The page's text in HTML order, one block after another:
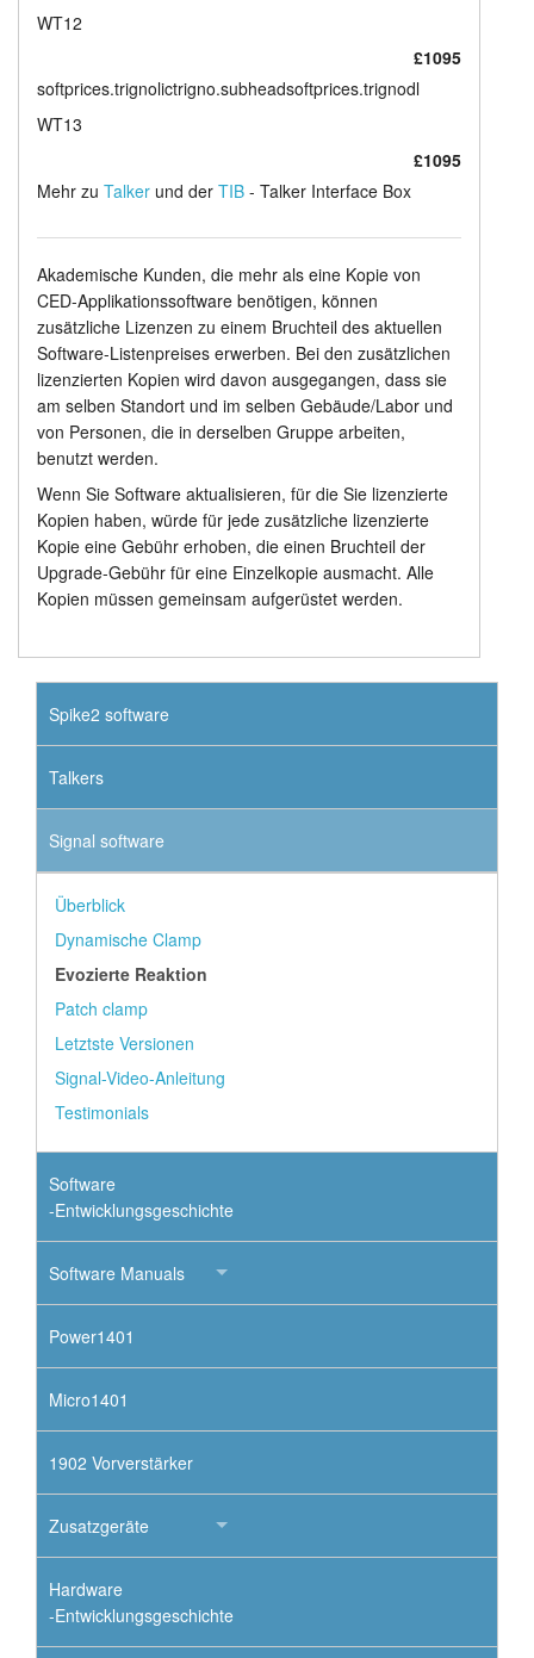
WT12
£1095
softprices.trignolictrigno.subheadsoftprices.trignodl
WT13
£1095
Mehr zu Talkerund der TIB- Talker Interface Box
Akademische Kunden, die mehr als eine Kopie von
CED-Applikationssoftware benötigen, können
zusätzliche Lizenzen zu einem Bruchteil des aktuellen
Software-Listenpreises erwerben. Bei den zusätzlichen
lizenzierten Kopien wird davon ausgegangen, dass sie
am selben Standort und im selben Gebäude/Labor und
von Personen, die in derselben Gruppe arbeiten,
benutzt werden.
Wenn Sie Software aktualisieren, für die Sie lizenzierte
Kopien haben, würde für jede zusätzliche lizenzierte
Kopie eine Gebühr erhoben, die einen Bruchteil der
Upgrade-Gebühr für eine Einzelkopie ausmacht. Alle
Kopien müssen gemeinsam aufgerüstet werden.
Spike2 software
Talkers
Signal software
Überblick
Dynamische Clamp
Evozierte Reaktion
Patch clamp
Letztste Versionen
Signal-Video-Anleitung
Testimonials
Software
-Entwicklungsgeschichte
Software Manuals
Power1401
Micro1401
1902 Vorverstärker
Zusatzgeräte
Hardware
-Entwicklungsgeschichte